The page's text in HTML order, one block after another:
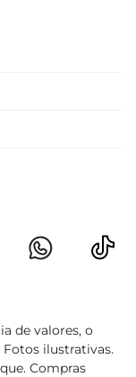
cultura local
e o sabor
de valores, o
ilustrativas.
Compras